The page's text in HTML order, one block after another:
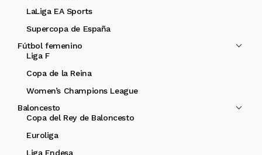
LaLiga EA Sports
Supercopa de España
Fútbol femenino
Liga F
Copa de la Reina
Women’s Champions League
Baloncesto
Copa del Rey de Baloncesto
Euroliga
Liga Endesa